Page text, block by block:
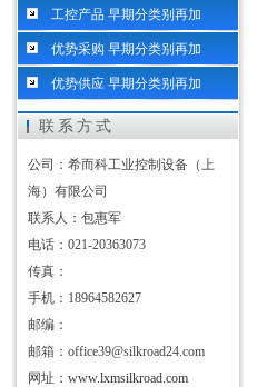
工控产品 早期分类别再加
优势采购 早期分类别再加
优势供应 早期分类别再加
联系方式
公司：希而科工业控制设备（上
海）有限公司
联系人：包惠军
电话：021-20363073
传真：
手机：18964582627
邮编：
邮箱：office39@silkroad24.com
网址： www.lxmsilkroad.com